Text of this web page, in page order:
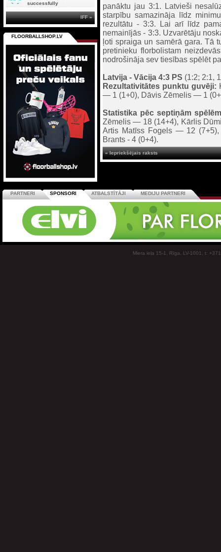
panāktu jau 3:1. Latvieši
starpību samazināja līdz
rezultātu - 3:3. Lai arī līdz
nemainījās - 3:3. Uzvarētāju
ļoti spraiga un samērā gara. Tā
pretinieku florbolistam
nodrošināja sev tiesības spēlēt
Latvija - Vācija 4:3 PS (1:2; 2:1,
Rezultativitātes punktu guvēji:
— 1 (1+0), Dāvis Zēmelis — 1
Statistika pēc septiņām
Zēmelis — 18 (14+4), Kārlis
Artis Matīss Fogels — 12
Brants - 4 (0+4).
« Iepriekšējais raksts
successfully
IFF »
FLOORBALLSHOP.LV
PARTNERI SPONSORI ATBALSTĪTĀJI MEDIJU PARTNERI
Miera iela 15-1, Rīga, LV-1001, t: